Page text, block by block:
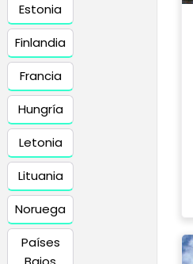
Estonia
Finlandia
Francia
Hungría
Letonia
Lituania
Noruega
Países